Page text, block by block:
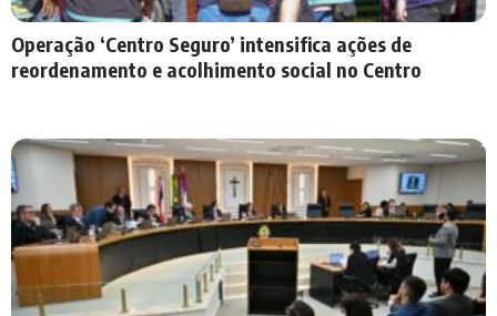
Operação ‘Centro Seguro’ intensifica ações de
reordenamento e acolhimento social no Centro